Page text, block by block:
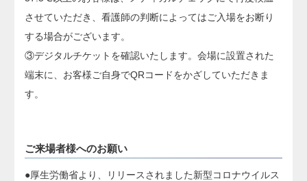
させていただき、看護師の判断によってはご入場をお断り
する場合がございます。
③デジタルチケットを確認いたします。会場に設置された
端末に、お客様ご自身でQRコードをかざしていただきま
す。
ご来場者様へのお願い
●厚生労働省より、リリースされました新型コロナウイルス